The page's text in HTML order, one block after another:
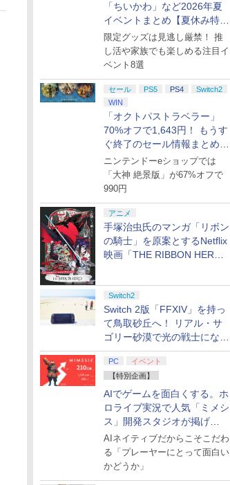
「ちいかわ」など2026年夏
イベントまとめ【夏休み特
集】
限定グッズは見逃し厳禁！ 推
し活や家族でも楽しめる注目イ
ベント8選
セール PS5 PS4
Switch2
WIN
「オクトパストラベラー」
70%オフで1,643円！ もうす
ぐ終了のセール情報まとめ
【8月8日更新】
ニンテンドーeショップでは
「大神 絶景版」が67%オフで
990円
アニメ
手塚治虫氏のマンガ「リボン
の騎士」を原案とするNetflix
映画「THE RIBBON HERO
Switch2
Switch 2版「FFXIV」を持っ
て鳥取砂丘へ！ リアル・サ
ゴリー砂漠で光の戦士になっ
てみた
PC
イベント
【特別企画】
AIでゲームを面白くする。ホ
ロライブ実況で人気「ミメシ
ス」開発スタジオが掲げ
る“AI活用の信念”とは？【講
演レポート】
AIネイティブだからこそこだわ
る「プレーヤーにとって面白い
かどうか」